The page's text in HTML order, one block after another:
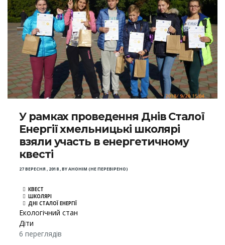
У рамках проведення Днів Сталої
Енергії хмельницькі школярі
взяли участь в енергетичному
квесті
27 ВЕРЕСНЯ , 2018,BYАНОНІМ (НЕ ПЕРЕВІРЕНО)
КВЕСТ
ШКОЛЯРІ
ДНІ СТАЛОЇ ЕНЕРГІЇ
Екологічний стан
Діти
6 переглядів